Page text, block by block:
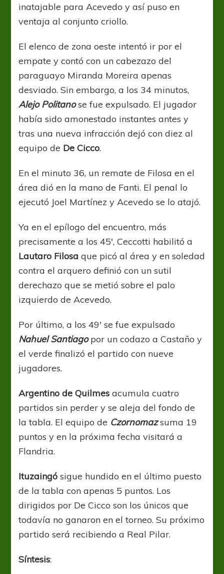
inatajable para Acevedo y así puso en
ventaja al conjunto criollo.
El elenco de zona oeste intentó ir por el
empate y contó con un cabezazo del
paraguayo Miranda Moreira apenas
desviado. Sin embargo, a los 34 minutos,
Alejo Politanose fue expulsado. El jugador
había sido amonestado instantes antes y
tras una nueva infracción dejó con diez al
equipo de De Cicco.
En el minuto 36, un remate de Filosa en el
área dió en la mano de Fanti. El penal lo
ejecutó Joel Martínez y Acevedo se lo atajó.
Ya en el epílogo del encuentro, más
precisamente a los 45′, Ceccotti habilitó a
Lautaro Filosa que picó al área y en soledad
contra el arquero definió con un sutil
derechazo que se metió sobre el palo
izquierdo de Acevedo.
Por último, a los 49′ se fue expulsado
Nahuel Santiagopor un codazo a Castaño y
el verde finalizó el partido con nueve
jugadores.
Argentino de Quilmes acumula cuatro
partidos sin perder y se aleja del fondo de
la tabla. El equipo de Czornomazsuma 19
puntos y en la próxima fecha visitará a
Flandria.
Ituzaingó sigue hundido en el último puesto
de la tabla con apenas 5 puntos. Los
dirigidos por De Cicco son los únicos que
todavía no ganaron en el torneo. Su próximo
partido será recibiendo a Real Pilar.
Síntesis: